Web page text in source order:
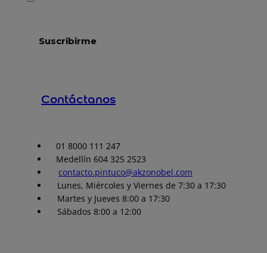
Contáctanos
01 8000 111 247
Medellín 604 325 2523
contacto.pintuco@akzonobel.com
Lunes, Miércoles y Viernes de 7:30 a 17:30
Martes y Jueves 8:00 a 17:30
Sábados 8:00 a 12:00